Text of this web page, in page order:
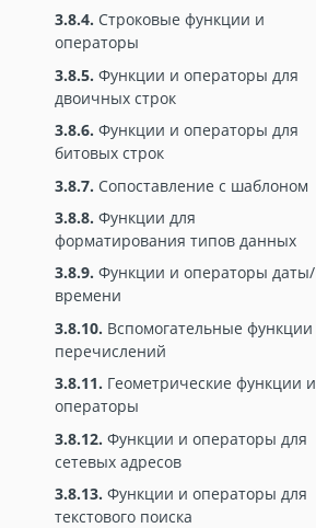
3.8.4. Строковые функции и
операторы
3.8.5. Функции и операторы для
двоичных строк
3.8.6. Функции и операторы для
битовых строк
3.8.7. Сопоставление с шаблоном
3.8.8. Функции для
форматирования типов данных
3.8.9. Функции и операторы даты/
времени
3.8.10. Вспомогательные функции
перечислений
3.8.11. Геометрические функции и
операторы
3.8.12. Функции и операторы для
сетевых адресов
3.8.13. Функции и операторы для
текстового поиска